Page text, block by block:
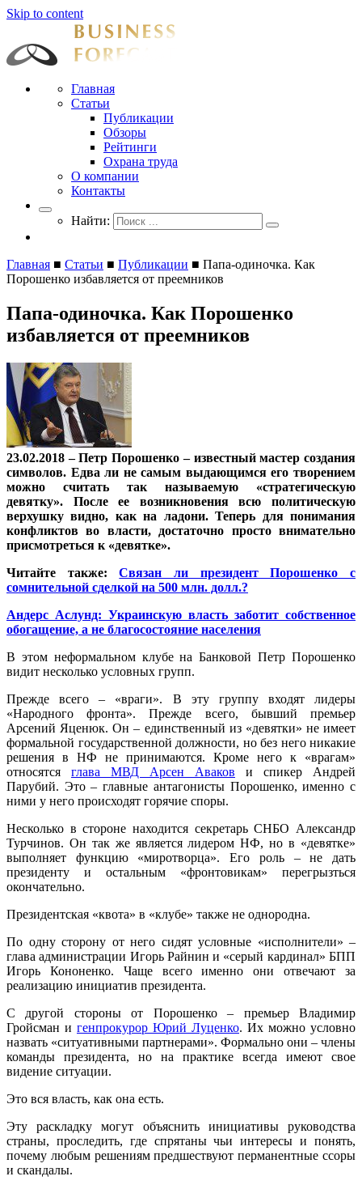
Skip to content
Businessforecast
Аналитика и прогнозирование для профессионалов
Главная
Статьи
Публикации
Обзоры
Рейтинги
Охрана труда
О компании
Контакты
Найти:
Главная ■ Статьи ■ Публикации ■ Папа-одиночка. Как
Порошенко избавляется от преемников
Папа-одиночка. Как Порошенко
избавляется от преемников
23.02.2018 – Петр Порошенко – известный мастер создания
символов. Едва ли не самым выдающимся его творением
можно считать так называемую «стратегическую
девятку». После ее возникновения всю политическую
верхушку видно, как на ладони. Теперь для понимания
конфликтов во власти, достаточно просто внимательно
присмотреться к «девятке».
Читайте также:Связан ли президент Порошенко с
сомнительной сделкой на 500 млн. долл.?
Андерс Аслунд: Украинскую власть заботит собственное
обогащение, а не благосостояние населения
В этом неформальном клубе на Банковой Петр Порошенко
видит несколько условных групп.
Прежде всего – «враги». В эту группу входят лидеры
«Народного фронта». Прежде всего, бывший премьер
Арсений Яценюк. Он – единственный из «девятки» не имеет
формальной государственной должности, но без него никакие
решения в НФ не принимаются. Кроме него к «врагам»
относятся глава МВД Арсен Аваков и спикер Андрей
Парубий. Это – главные антагонисты Порошенко, именно с
ними у него происходят горячие споры.
Несколько в стороне находится секретарь СНБО Александр
Турчинов. Он так же является лидером НФ, но в «девятке»
выполняет функцию «миротворца». Его роль – не дать
президенту и остальным «фронтовикам» перегрызться
окончательно.
Президентская «квота» в «клубе» также не однородна.
По одну сторону от него сидят условные «исполнители» –
глава администрации Игорь Райнин и «серый кардинал» БПП
Игорь Кононенко. Чаще всего именно они отвечают за
реализацию инициатив президента.
С другой стороны от Порошенко – премьер Владимир
Гройсман и генпрокурор Юрий Луценко. Их можно условно
назвать «ситуативными партнерами». Формально они – члены
команды президента, но на практике всегда имеют свое
видение ситуации.
Это вся власть, как она есть.
Эту раскладку могут объяснить инициативы руководства
страны, проследить, где спрятаны чьи интересы и понять,
почему любым решениям предшествуют перманентные ссоры
и скандалы.